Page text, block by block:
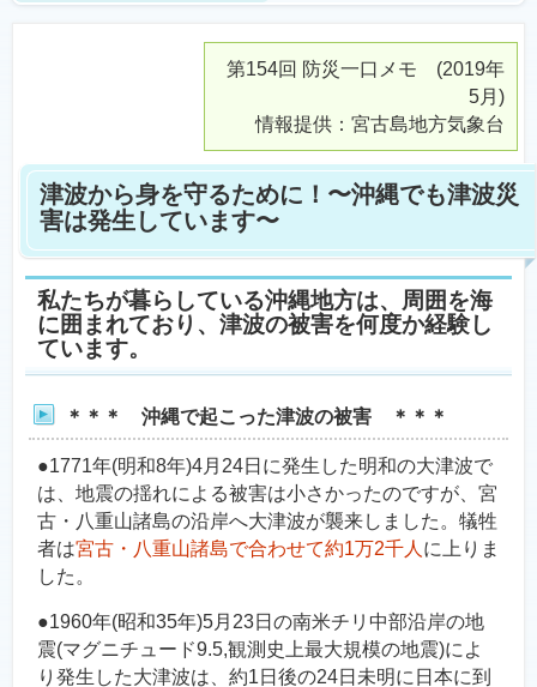
第154回 防災一口メモ (2019年
5月)
情報提供：宮古島地方気象台
津波から身を守るために！〜沖縄でも津波災
害は発生しています〜
私たちが暮らしている沖縄地方は、周囲を海
に囲まれており、津波の被害を何度か経験し
ています。
＊＊＊ 沖縄で起こった津波の被害 ＊＊＊
●1771年(明和8年)4月24日に発生した明和の大津波で
は、地震の揺れによる被害は小さかったのですが、宮
古・八重山諸島の沿岸へ大津波が襲来しました。犠牲
者は宮古・八重山諸島で合わせて約1万2千人 に上りま
した。
●1960年(昭和35年)5月23日の南米チリ中部沿岸の地
震(マグニチュード9.5,観測史上最大規模の地震)によ
り発生した大津波は、約1日後の24日未明に日本に到